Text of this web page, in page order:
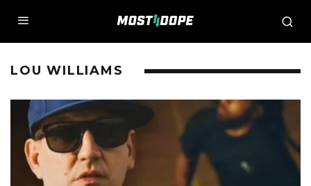
LOU WILLIAMS